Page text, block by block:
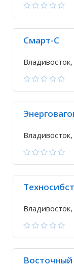
Смарт-С
Восточный